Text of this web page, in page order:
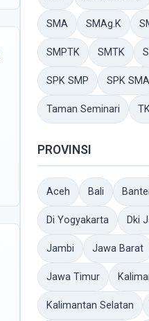
SMA SMAg.K
SMPTK SMTK
SPK SMP SPK SMA
Taman Seminari
PROVINSI
Aceh Bali
Di Yogyakarta Dki
Jambi Jawa Barat
Jawa Timur
Kalimantan Selatan